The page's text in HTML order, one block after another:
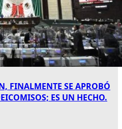
FINALMENTE SE APROBÓ
ES UN HECHO.